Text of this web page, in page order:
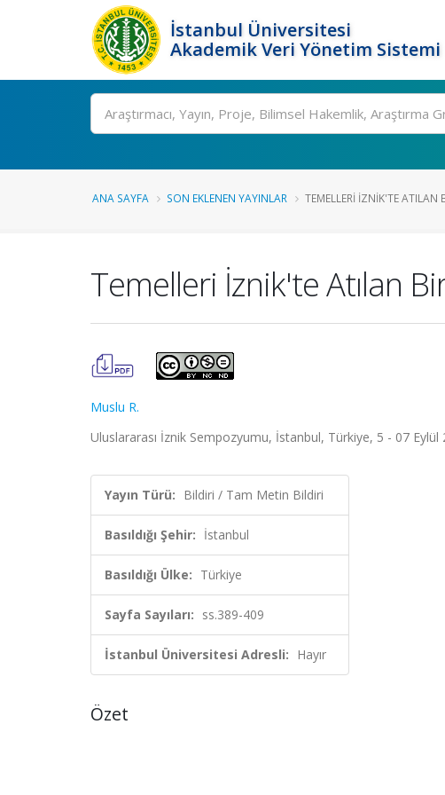
İstanbul Üniversitesi
Akademik Veri Yönetim Sistemi
Ara
ANA SAYFA SON EKLENEN YAYINLAR TEMELLERI İZNIK'TE ATILAN
Temelleri İznik'te Atılan
Muslu R.
Uluslararası İznik Sempozyumu, İstanbul, Türkiye, 5 - 07
Yayın Türü: Bildiri / Tam Metin Bildiri
Basıldığı Şehir: İstanbul
Basıldığı Ülke: Türkiye
Sayfa Sayıları: ss.389-409
İstanbul Üniversitesi Adresli: Hayır
Özet